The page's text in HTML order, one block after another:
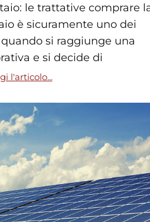
le trattative comprare
è sicuramente uno dei
si raggiunge una
e si decide di
l'articolo...